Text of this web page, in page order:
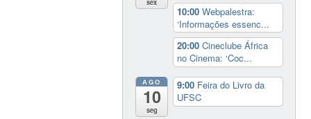
10:00Webpalestra:
‘Informações essenc...
20:00Cineclube África
no Cinema: ‘Coc...
AGO
10
seg
9:00 Feira do Livro da
UFSC